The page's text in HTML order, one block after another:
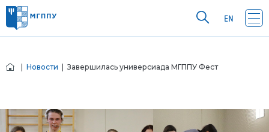
Новости | Завершилась универсиада МГППУ Фест